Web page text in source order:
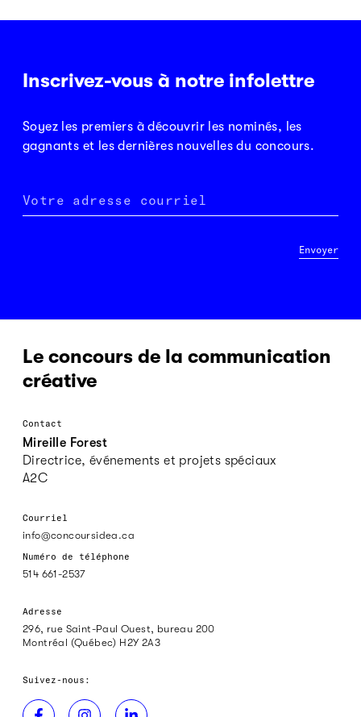
Inscrivez-vous à notre infolettre
Soyez les premiers à découvrir les nominés, les
gagnants et les dernières nouvelles du concours.
Votre adresse courriel
Envoyer
Le concours de la communication
créative
Contact
Mireille Forest
Directrice, événements et projets spéciaux
A2C
Courriel
info@concoursidea.ca
Numéro de téléphone
514 661-2537
Adresse
296, rue Saint-Paul Ouest, bureau 200
Montréal (Québec) H2Y 2A3
Suivez-nous: